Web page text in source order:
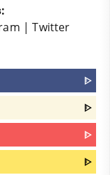
|Twitter
ᐈ
ᐈ
ᐈ
ᐈ